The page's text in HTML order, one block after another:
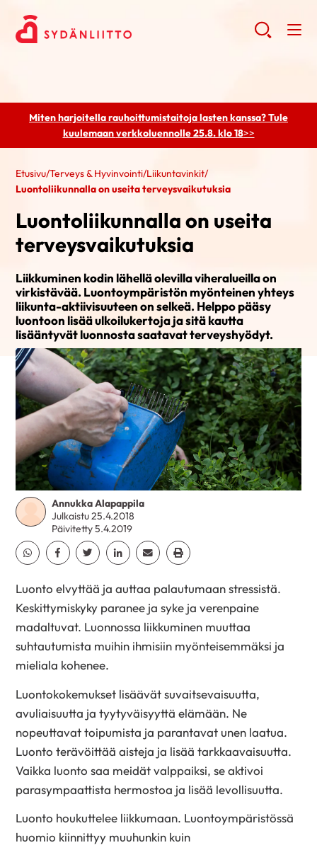
Miten harjoitella rauhoittumistaitoja lasten kanssa? Tule
kuulemaanverkkoluennolle 25.8. klo 18>>
Etusivu/Terveys & Hyvinvointi/Liikuntavinkit/
Luontoliikunnalla on useita terveysvaikutuksia
Luontoliikunnalla on useita
terveysvaikutuksia
Liikkuminen kodin lähellä olevilla viheralueilla on
virkistävää. Luontoympäristön myönteinen yhteys
liikunta-aktiivisuuteen on selkeä. Helppo pääsy
luontoon lisää ulkoilukertoja ja sitä kautta
lisääntyvät luonnosta saatavat terveyshyödyt.
Annukka Alapappila
Julkaistu 25.4.2018
Päivitetty 5.4.2019
Jaa Whatsapp
Jaa Facebook
Jaa TwitterJaa Linkedin
Jaa EmailJaa Print
Luonto elvyttää ja auttaa palautumaan stressistä.
Keskittymiskyky paranee ja syke ja verenpaine
madaltuvat. Luonnossa liikkuminen muuttaa
suhtautumista muihin ihmisiin myönteisemmäksi ja
mieliala kohenee.
Luontokokemukset lisäävät suvaitsevaisuutta,
avuliaisuutta ja tyytyväisyyttä elämään. Ne
nopeuttavat toipumista ja parantavat unen laatua.
Luonto terävöittää aisteja ja lisää tarkkaavaisuutta.
Vaikka luonto saa meidät valppaiksi, se aktivoi
parasympaattista hermostoa ja lisää levollisuutta.
Luonto houkuttelee liikkumaan. Luontoympäristössä
huomio kiinnittyy muuhunkin kuin